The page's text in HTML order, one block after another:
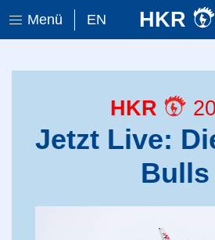
Menü EN HKR
HKR
Jetzt Live:
Bulls